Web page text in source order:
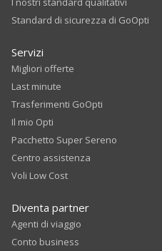
Standard di sicurezza di GoOpti
Servizi
Migliori offerte
Last minute
Trasferimenti GoOpti
Il mio Opti
Pacchetto Super Sereno
Centro assistenza
Voli Low Cost
Diventa partner
Agenti di viaggio
Conto business